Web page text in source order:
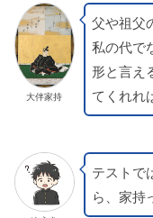
大伴家持
父や祖父
私の代で
形と言え
てくれれ
テストで
ら、家持